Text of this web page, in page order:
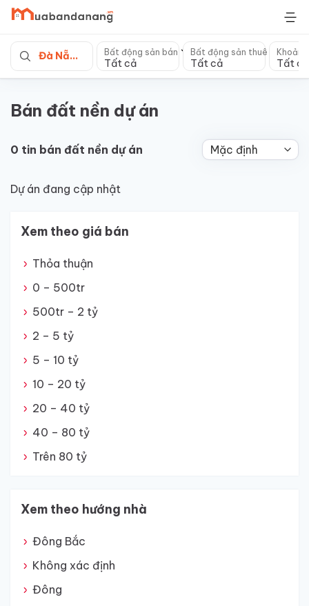
Skip
content
Đà Nẵng Bất động sản bán
Tất cả
Bất động sản thuê
Tất cả Tất cả
Bán đất nền dự án
0 tin bán đất nền dự án
Dự án đang cập nhật
Xem theo giá bán
Thỏa thuận
0 – 500tr
500tr – 2 tỷ
2 – 5 tỷ
5 – 10 tỷ
10 – 20 tỷ
20 – 40 tỷ
40 – 80 tỷ
Trên 80 tỷ
Xem theo hướng nhà
Đông Bắc
Không xác định
Đông